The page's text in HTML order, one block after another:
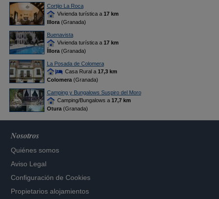
Cortijo La Roca
Vivienda turística a 17 km
Illora(Granada)
Buenavista
Vivienda turística a 17 km
Íllora(Granada)
La Posada de Colomera
Casa Rural a 17,3 km
Colomera(Granada)
Camping y Bungalows Suspiro del Moro
Camping/Bungalows a 17,7 km
Otura(Granada)
Nosotros
Quiénes somos
Aviso Legal
Configuración de Cookies
Propietarios alojamientos